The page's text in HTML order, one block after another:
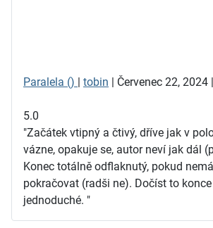
Paralela () tobin | Červenec 22, 2024 |
5.0
"Začátek vtipný a čtivý, dříve jak v
vázne, opakuje se, autor neví jak dál
Konec totálně odflaknutý, pokud
pokračovat (radši ne). Dočíst to
jednoduché. "